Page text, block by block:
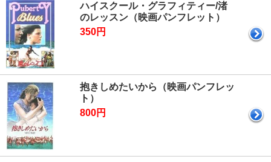
ハイスクール・グラフィティー/渚
のレッスン（映画パンフレット）
350円
抱きしめたいから（映画パンフレッ
ト）
800円